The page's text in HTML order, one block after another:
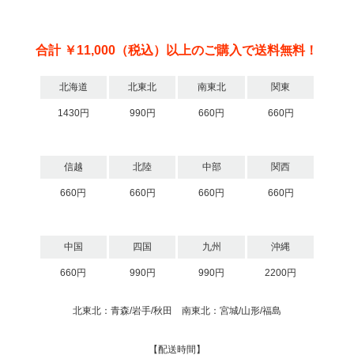
合計 ￥11,000（税込）以上のご購入で送料無料！
北海道 北東北 南東北 関東
1430円 990円 660円 660円
信越 北陸 中部 関西
660円 660円 660円 660円
中国 四国 九州 沖縄
660円 990円 990円 2200円
北東北：青森/岩手/秋田 南東北：宮城/山形/福島
【配送時間】